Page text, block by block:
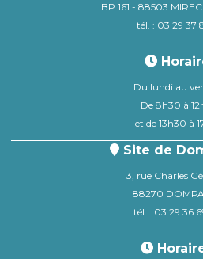
BP 161 - 88503
tél. : 03 29 37
Du lundi au
De 8h30 à
et de 13h30 à
Site de
3, rue Charles
88270
tél. : 03 29 36